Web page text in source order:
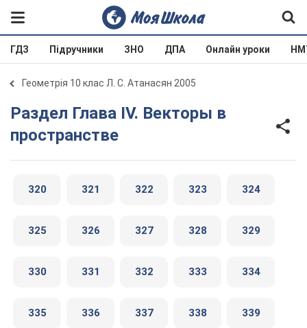
ГДЗ Підручники ЗНО ДПА Онлайн уроки
Геометрія 10 клас Л. С. Атанасян 2005
Раздел Глава IV. Векторы в
пространстве
320 321 322 323 324
325 326 327 328 329
330 331 332 333 334
335 336 337 338 339